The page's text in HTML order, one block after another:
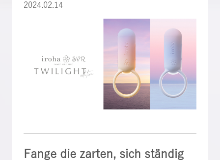
2024.02.14
Fange die zarten, sich ständig